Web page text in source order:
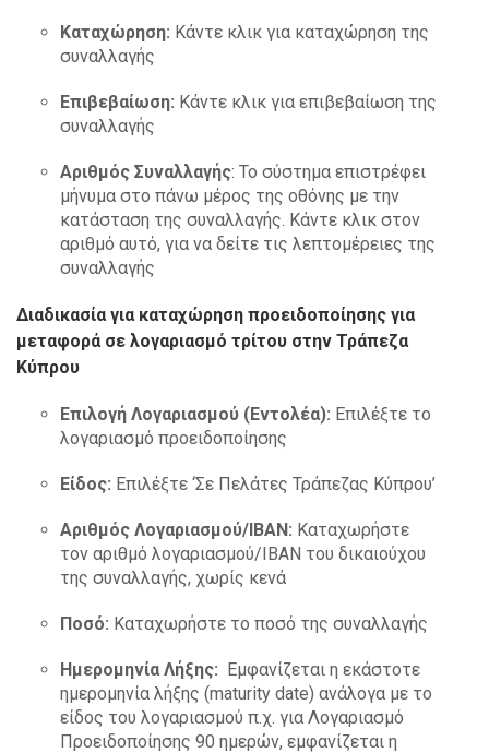
Καταχώρηση: Κάντε κλικ για καταχώρηση της
συναλλαγής
Επιβεβαίωση: Κάντε κλικ για επιβεβαίωση της
συναλλαγής
Αριθμός Συναλλαγής: Το σύστημα επιστρέφει
μήνυμα στο πάνω μέρος της οθόνης με την
κατάσταση της συναλλαγής. Κάντε κλικ στον
αριθμό αυτό, για να δείτε τις λεπτομέρειες της
συναλλαγής
Διαδικασία για καταχώρηση προειδοποίησης για
μεταφορά σε λογαριασμό τρίτου στην Τράπεζα
Κύπρου
Επιλογή Λογαριασμού (Εντολέα): Επιλέξτε το
λογαριασμό προειδοποίησης
Είδος: Επιλέξτε ‘Σε Πελάτες Τράπεζας Κύπρου’
Αριθμός Λογαριασμού/ΙΒΑΝ: Καταχωρήστε
τον αριθμό λογαριασμού/ΙΒΑΝ του δικαιούχου
της συναλλαγής, χωρίς κενά
Ποσό: Καταχωρήστε το ποσό της συναλλαγής
Ημερομηνία Λήξης: Εμφανίζεται η εκάστοτε
ημερομηνία λήξης (maturity date) ανάλογα με το
είδος του λογαριασμού π.χ. για Λογαριασμό
Προειδοποίησης 90 ημερών, εμφανίζεται η